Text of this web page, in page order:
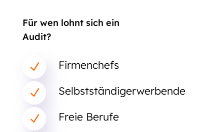
Für wen lohnt sich ein
Audit?
N Firmenchefs
N Selbstständigerwerbende
N Freie Berufe